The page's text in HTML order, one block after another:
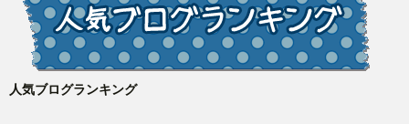
人気ブログランキング